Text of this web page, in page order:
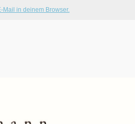
Mail in deinem Browser.